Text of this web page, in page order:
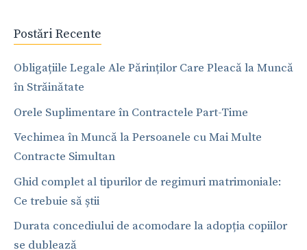
Postări Recente
Obligațiile Legale Ale Părinților Care Pleacă la Muncă
în Străinătate
Orele Suplimentare în Contractele Part-Time
Vechimea în Muncă la Persoanele cu Mai Multe
Contracte Simultan
Ghid complet al tipurilor de regimuri matrimoniale:
Ce trebuie să știi
Durata concediului de acomodare la adopția copiilor
se dublează